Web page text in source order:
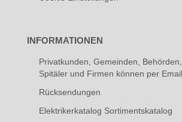
INFORMATIONEN
Privatkunden, Gemeinden,
Spitäler und Firmen können per
Rücksendungen
Elektrikerkatalog Sortimentskatalog